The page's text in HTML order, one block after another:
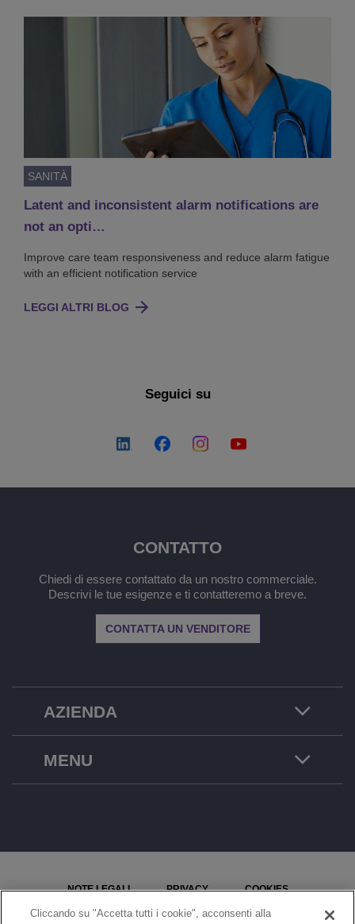
SANITÀ
Latent and inconsistent alarm notifications are
not an opti…
Improve care team responsiveness and reduce alarm fatigue
with an efficient notification service
LEGGI ALTRI BLOG
Seguici su
AZIENDA
CONTATTO
Chiedi di essere contattato da un nostro commerciale.
Descrivi le tue esigenze e ti contatteremo a breve.
CONTATTA UN VENDITORE
MENU
NOTE LEGALI PRIVACY COOKIES
MAPPA DEL SITO SEGNALA UN PROBLEMA
Cliccando su "Accetta tutti i cookie", acconsenti alla